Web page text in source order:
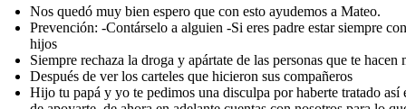
Nos quedó muy bien espero que con esto ayudemos a Mateo.
Prevención: -Contárselo a alguien -Si eres padre estar siempre
hijos
Siempre rechaza la droga y apártate de las personas que te hacen
Después de ver los carteles que hicieron sus compañeros
Hijo tu papá y yo te pedimos una disculpa por haberte tratado así